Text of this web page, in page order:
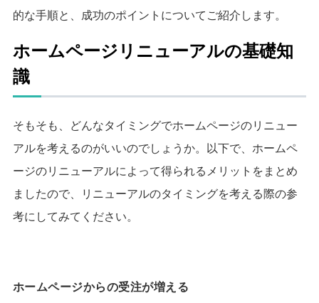
的な手順と、成功のポイントについてご紹介します。
ホームページリニューアルの基礎知
識
そもそも、どんなタイミングでホームページのリニュー
アルを考えるのがいいのでしょうか。
以下で、ホームペ
ージのリニューアルによって得られるメリットをまとめ
ましたので、
リニューアルのタイミングを考える際の参
考にしてみてください。
ホームページからの受注が増える